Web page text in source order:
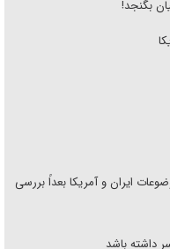
بگنجد!
ایران و آمریکا بعداً بررسی
داشته باشد